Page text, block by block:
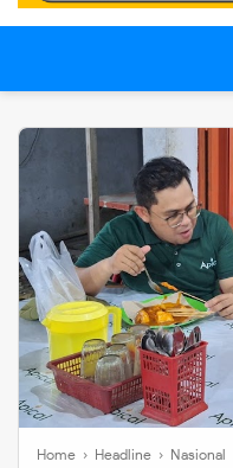
Home › Headline › Nasional